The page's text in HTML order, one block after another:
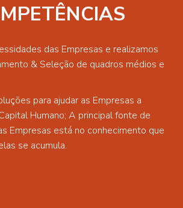
das Empresas e realizamos
& Seleção de quadros médios e
para ajudar as Empresas a
Humano; A principal fonte de
Empresas está no conhecimento que
se acumula.